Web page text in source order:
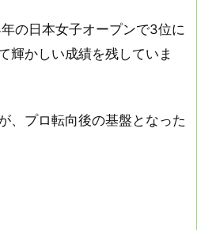
の日本女子オープンで3位に
輝かしい成績を残していま
、プロ転向後の基盤となった